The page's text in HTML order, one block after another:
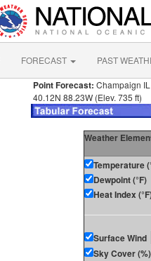
FORECAST PAST
Point Forecast: Champaign IL
40.12N 88.23W (Elev. 735 ft)
Weather
Temperature
Dewpoint (°F)
Heat Index
Surface Wind
Sky Cover (%)